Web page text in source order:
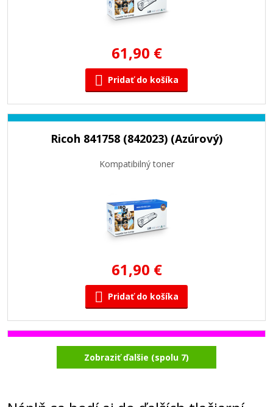
61,90 €
Pridať do košíka
Ricoh 841758 (842023) (Azúrový)
Kompatibilný toner
61,90 €
Pridať do košíka
Ricoh 841757 (842022) (Purpurový)
Zobraziť ďalšie (spolu 7)